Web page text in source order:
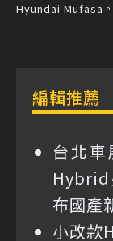
Hyundai Mufasa
編輯推薦
台北
Hybrid
布國產
小改款